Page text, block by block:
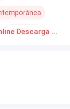
©
Comedia No Puedo Enamorarme De ti Novelas Online Descarga gratuita de PDF